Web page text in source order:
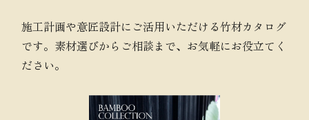
施工計画や意匠設計にご活用いただける竹材カタログ
です。素材選びからご相談まで、お気軽にお役立てく
ださい。